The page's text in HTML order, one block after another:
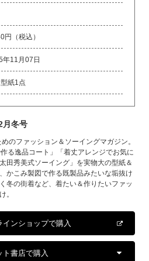
円（税込）
年11月07日
紙1点
月冬号
のファッション＆ソーイングマガジン。
る逸品コート」「着丈アレンジでお気に
田秀美式ソーイング」を実物大の型紙＆
かこみ製図で作る既製品みたいな垢抜け
冬の街着など、着たい＆作りたいファッ
。
インショップで購入
ト書店で購入